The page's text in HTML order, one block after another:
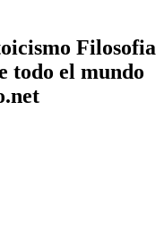
Filosofia
todo el mundo